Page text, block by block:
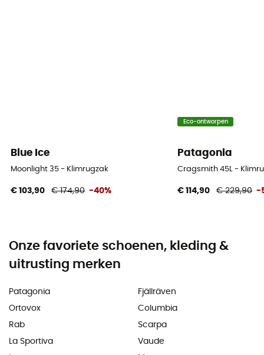
Blue Ice
Moonlight 35 - Klimrugzak
€ 103,90 € 174,90 -40%
Eco-ontworpen
Patagonia
Cragsmith 45L -
€ 114,90 € 229,90 -
Onze favoriete schoenen, kleding &
uitrusting merken
Patagonia
Ortovox
Rab
La Sportiva
Fjällräven
Columbia
Scarpa
Vaude